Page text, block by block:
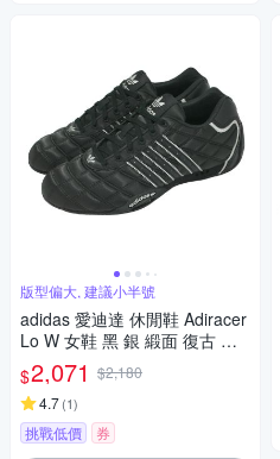
版型偏大, 建議小半號
adidas 愛迪達 休閒鞋 Adiracer
Lo W 女鞋 黑 銀 緞面 復古 賽
車鞋 JS0286
$2,071 $2,180
4.7(1)
挑戰低價 券